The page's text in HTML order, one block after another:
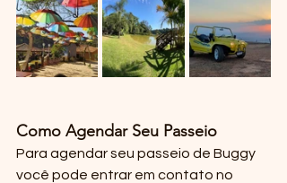
Como Agendar Seu Passeio
Para agendar seu passeio de Buggy
você pode entrar em contato no